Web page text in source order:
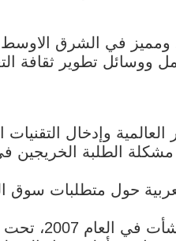
ومميز في الشرق
ووسائل تطوير ثقافة
الطلبة الخريجين
حول متطلبات سوق
تجدر الاشاره الى ان «مؤتمر